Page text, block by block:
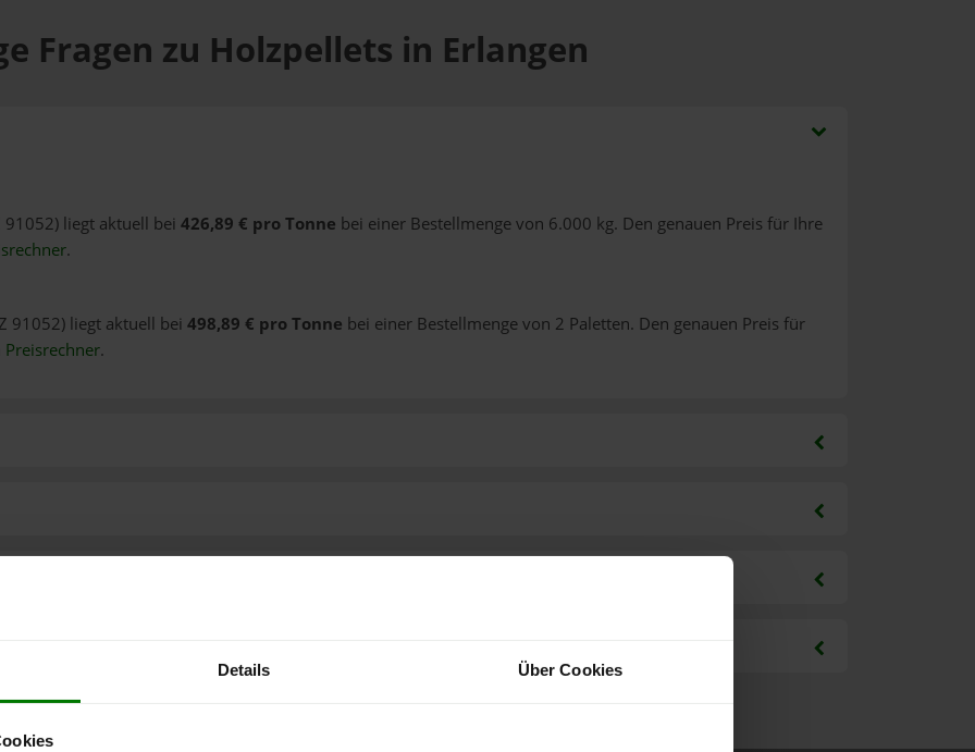
Details Über Cookies
Fragen zu Holzpellets in Erlangen
91052) liegt aktuell bei 426,89 € pro Tonne bei einer Bestellmenge von 6.000 kg. Den genauen Preis für Ihre
.
91052) liegt aktuell bei 498,89 € pro Tonne bei einer Bestellmenge von 2 Paletten. Den genauen Preis für
Preisrechner.